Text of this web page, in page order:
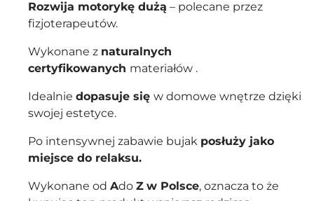
Rozwija motorykę dużą – polecane przez
fizjoterapeutów.
Wykonane z naturalnych
certyfikowanych materiałów .
Idealnie dopasuje się w domowe wnętrze dzięki
swojej estetyce.
Po intensywnej zabawie bujak posłuży jako
miejsce do relaksu.
Wykonane od Ado Z w Polsce, oznacza to że